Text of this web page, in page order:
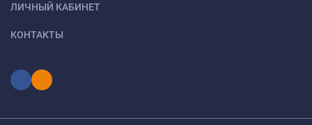
ЛИЧНЫЙ КАБИНЕТ
КОНТАКТЫ